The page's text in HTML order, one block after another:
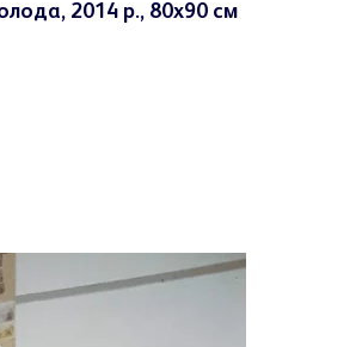
2014 р., 80х90 см